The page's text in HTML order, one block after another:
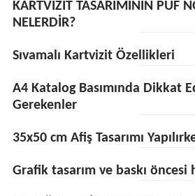
KARTVİZİT TASARIMININ PÜF
NELERDİR?
Sıvamalı Kartvizit Özellikleri
A4 Katalog Basımında Dikkat
Gerekenler
35x50 cm Afiş Tasarımı
Grafik tasarım ve baskı öncesi